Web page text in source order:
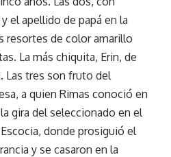
el apellido de papá en la
resortes de color amarillo
La más chiquita, Erin, de
Las tres son fruto del
a quien Rimas conoció en
gira del seleccionado en el
donde prosiguió el
y se casaron en la